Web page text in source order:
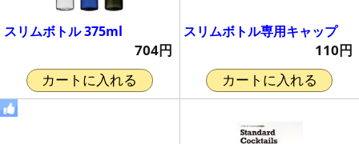
スリムボトル 375ml
704円
カートに入れる
スリムボトル専用キャップ
110円
カートに入れる